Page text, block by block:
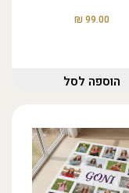
99.00
₪
הוספה לסל